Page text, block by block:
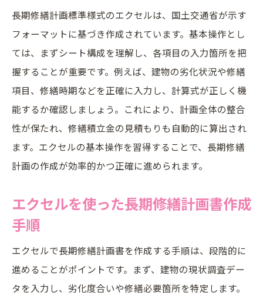
長期修繕計画標準様式のエクセルは、国土交通省が示す
フォーマットに基づき作成されています。基本操作とし
ては、まずシート構成を理解し、各項目の入力箇所を把
握することが重要です。例えば、建物の劣化状況や修繕
項目、修繕時期などを正確に入力し、計算式が正しく機
能するか確認しましょう。これにより、計画全体の整合
性が保たれ、修繕積立金の見積もりも自動的に算出され
ます。エクセルの基本操作を習得することで、長期修繕
計画の作成が効率的かつ正確に進められます。
エクセルを使った長期修繕計画書作成
手順
エクセルで長期修繕計画書を作成する手順は、段階的に
進めることがポイントです。まず、建物の現状調査デー
タを入力し、劣化度合いや修繕必要箇所を特定します。